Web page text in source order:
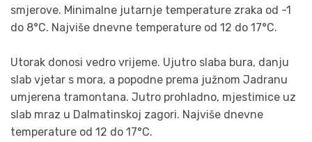
smjerove. Minimalne jutarnje temperature zraka od -1
do 8°C. Najviše dnevne temperature od 12 do 17°C.
Utorak donosi vedro vrijeme. Ujutro slaba bura, danju
slab vjetar s mora, a popodne prema južnom Jadranu
umjerena tramontana. Jutro prohladno, mjestimice uz
slab mraz u Dalmatinskoj zagori. Najviše dnevne
temperature od 12 do 17°C.